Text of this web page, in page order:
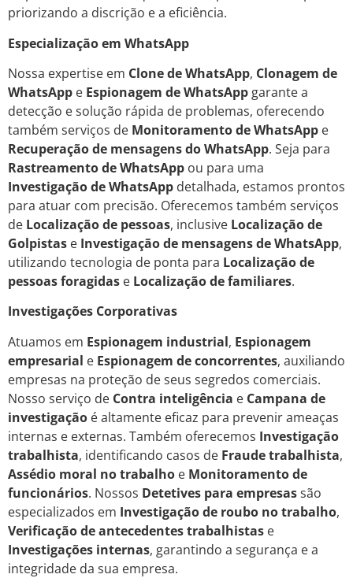
priorizando a discrição e a eficiência.
Especialização em WhatsApp
Nossa expertise em Clone de WhatsApp, Clonagem de
WhatsApp e Espionagem de WhatsApp garante a
detecção e solução rápida de problemas, oferecendo
também serviços de Monitoramento de WhatsApp e
Recuperação de mensagens do WhatsApp. Seja para
Rastreamento de WhatsApp ou para uma
Investigação de WhatsApp detalhada, estamos prontos
para atuar com precisão. Oferecemos também serviços
de Localização de pessoas, inclusive Localização de
Golpistas e Investigação de mensagens de WhatsApp,
utilizando tecnologia de ponta para Localização de
pessoas foragidas e Localização de familiares.
Investigações Corporativas
Atuamos em Espionagem industrial, Espionagem
empresarial e Espionagem de concorrentes, auxiliando
empresas na proteção de seus segredos comerciais.
Nosso serviço de Contra inteligência e Campana de
investigação é altamente eficaz para prevenir ameaças
internas e externas. Também oferecemos Investigação
trabalhista, identificando casos de Fraude trabalhista,
Assédio moral no trabalho e Monitoramento de
funcionários. Nossos Detetives para empresassão
especializados em Investigação de roubo no trabalho,
Verificação de antecedentes trabalhistas e
Investigações internas, garantindo a segurança e a
integridade da sua empresa.